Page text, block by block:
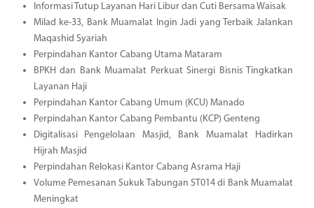
Informasi Tutup Layanan Hari Libur dan Cuti Bersama Waisak
Milad ke-33, Bank Muamalat Ingin Jadi yang Terbaik Jalankan
Maqashid Syariah
Perpindahan Kantor Cabang Utama Mataram
BPKH dan Bank Muamalat Perkuat Sinergi Bisnis Tingkatkan
Layanan Haji
Perpindahan Kantor Cabang Umum (KCU) Manado
Perpindahan Kantor Cabang Pembantu (KCP) Genteng
Digitalisasi Pengelolaan Masjid, Bank Muamalat Hadirkan
Hijrah Masjid
Perpindahan Relokasi Kantor Cabang Asrama Haji
Volume Pemesanan Sukuk Tabungan ST014 di Bank Muamalat
Meningkat